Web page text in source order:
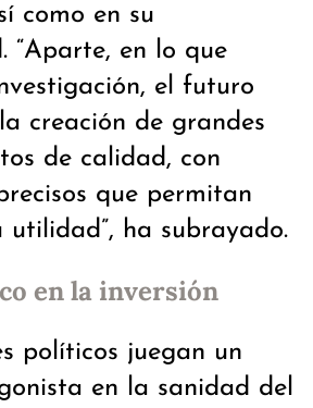
como en su
“Aparte, en lo que
el futuro
creación de grandes
de calidad, con
que permitan
utilidad”, ha subrayado.
en la inversión
políticos juegan un
en la sanidad del